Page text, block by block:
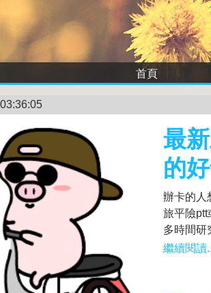
首頁
最
的
辦卡的人
旅平險ptt
多時間研
繼續閱讀